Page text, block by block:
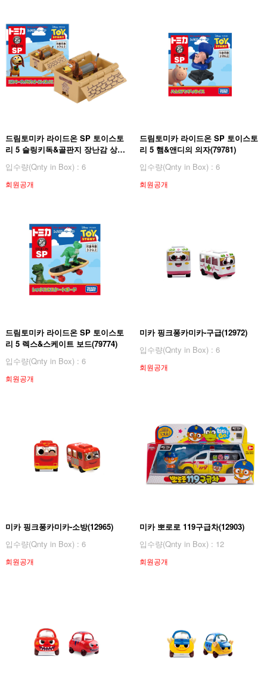
드림토미카 라이드온 SP 토이스토
리 5 슬링키독&골판지 장난감 상자
입수량(Qnty in Box) : 6
회원공개
드림토미카 라이드온 SP 토이스토
리 5 햄&앤디의 의자(79781)
입수량(Qnty in Box) : 6
회원공개
드림토미카 라이드온 SP 토이스토
리 5 렉스&스케이트 보드(79774)
입수량(Qnty in Box) : 6
회원공개
미카 핑크퐁카미카-구급(12972)
입수량(Qnty in Box) : 6
회원공개
미카 핑크퐁카미카-소방(12965)
입수량(Qnty in Box) : 6
회원공개
미카 뽀로로 119구급차(12903)
입수량(Qnty in Box) : 12
회원공개